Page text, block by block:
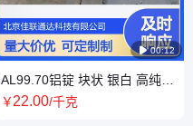
 00:12
AL99.70铝锭 块状 银白 高纯度
99.70% 可加工定制
￥22.00/千克